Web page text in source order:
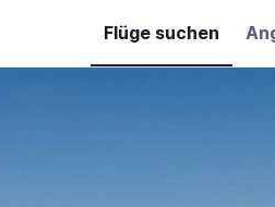
Flüge suchen